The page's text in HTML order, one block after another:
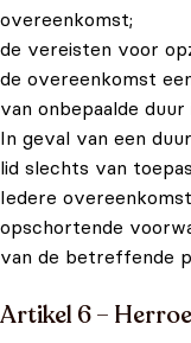
overeenkomst;
de vereisten voor
de overeenkomst
van onbepaalde duur
In geval van een
lid slechts van
Iedere
opschortende
van de betreffende
Artikel 6 –